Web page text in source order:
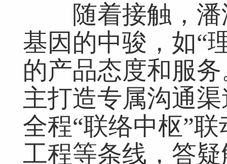
随着接触，潘
基因的中骏，如“
的产品态度和服
主打造专属沟通
全程“联络中枢”
工程等条线，答